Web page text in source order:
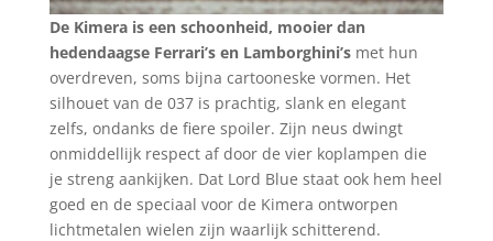
De Kimera is een schoonheid, mooier dan
hedendaagse Ferrari’s en Lamborghini’smet hun
overdreven, soms bijna cartooneske vormen. Het
silhouet van de 037 is prachtig, slank en elegant
zelfs, ondanks de fiere spoiler. Zijn neus dwingt
onmiddellijk respect af door de vier koplampen die
je streng aankijken. Dat Lord Blue staat ook hem heel
goed en de speciaal voor de Kimera ontworpen
lichtmetalen wielen zijn waarlijk schitterend.